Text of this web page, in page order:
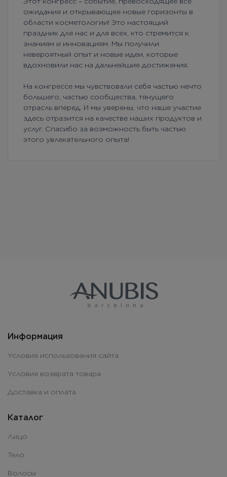
ожидания и открывающее новые горизонты в
области косметологии! Это настоящий
праздник для нас и для всех, кто стремится к
знаниям и инновациям. Мы получили
невероятный опыт и новые идеи, которые
вдохновили нас на дальнейшие достижения.
На конгрессе мы чувствовали себя частью нечто
большего, частью сообщества, тянущего
отрасль вперед. И мы уверены, что наше участие
здесь отразится на качестве наших продуктов и
услуг. Спасибо за возможность быть частью
этого увлекательного опыта!
Информация
Условия использования сайта
Условия возврата товара
Доставка и оплата
Каталог
Лицо
Тело
Волосы